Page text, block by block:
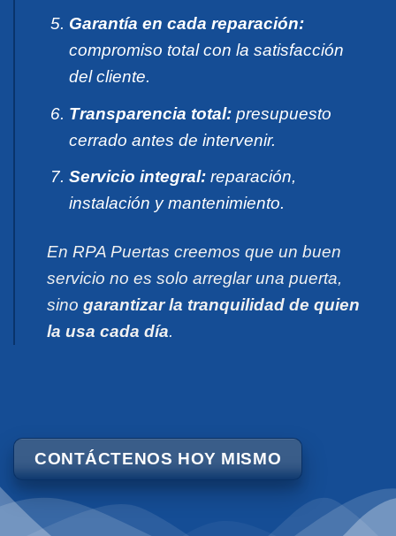
Garantía en cada reparación:
compromiso total con la satisfacción
del cliente.
Transparencia total:presupuesto
cerrado antes de intervenir.
Servicio integral:reparación,
instalación y mantenimiento.
En RPA Puertas creemos que un buen
servicio no es solo arreglar una puerta,
sino garantizar la tranquilidad de quien
la usa cada día.
CONTÁCTENOS HOY MISMO